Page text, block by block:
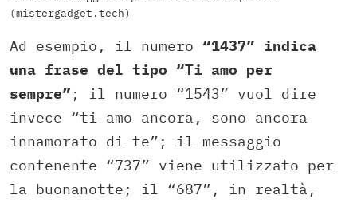
(mistergadget.tech)
Ad esempio, il numero “1437” indica
una frase del tipo “Ti amo per
sempre” ; il numero “1543” vuol dire
invece “ti amo ancora, sono ancora
innamorato di te”; il messaggio
contenente “737” viene utilizzato per
la buonanotte; il “687”, in realtà,